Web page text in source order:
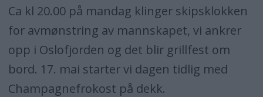
Ca kl 20.00 på mandag klinger skipsklokken
for avmønstring av mannskapet, vi ankrer
opp i Oslofjorden og det blir grillfest om
bord. 17. mai starter vi dagen tidlig med
Champagnefrokost på dekk.